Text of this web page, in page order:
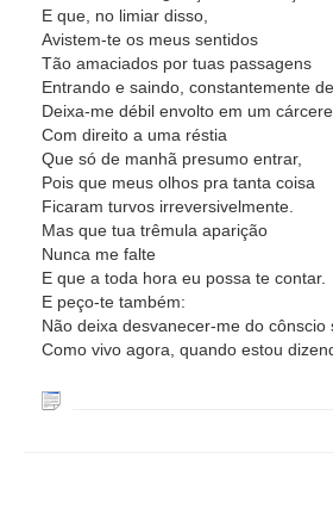
E que, no limiar disso,
Avistem-te os meus sentidos
Tão amaciados por tuas passagens
Entrando e saindo, constantemente de
Deixa-me débil envolto em um
Com direito a uma réstia
Que só de manhã presumo entrar,
Pois que meus olhos pra tanta coisa
Ficaram turvos irreversivelmente.
Mas que tua trêmula aparição
Nunca me falte
E que a toda hora eu possa te contar.
E peço-te também:
Não deixa desvanecer-me do cônscio
Como vivo agora, quando estou